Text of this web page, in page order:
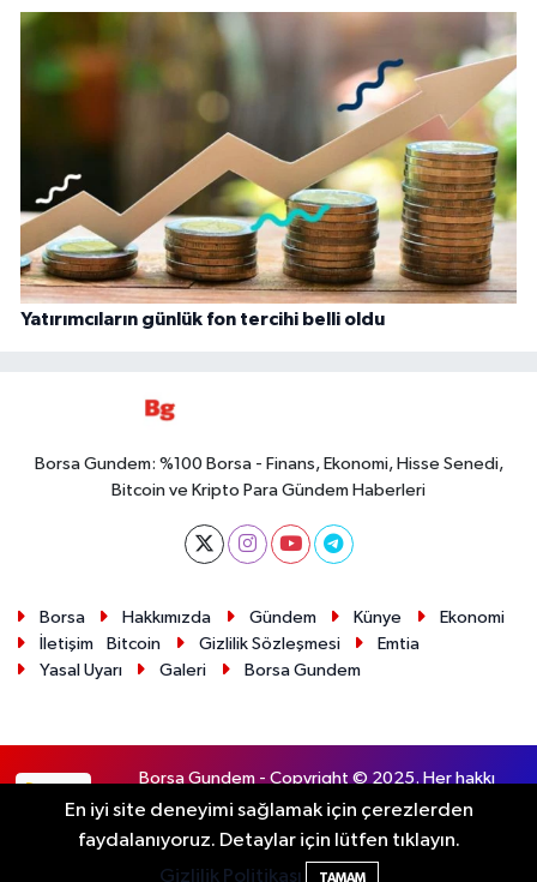
Yatırımcıların günlük fon tercihi belli oldu
Borsa Gundem: %100 Borsa - Finans, Ekonomi, Hisse Senedi,
Bitcoin ve Kripto Para Gündem Haberleri
Borsa Hakkımızda Gündem Künye
Ekonomi
İletişim
Bitcoin Gizlilik Sözleşmesi
Emtia
Yasal Uyarı
Galeri Borsa Gundem
Borsa Gundem - Copyright © 2025. Her hakkı
saklıdır.
Haber Yazılımı:TE Bilişim
En iyi site deneyimi sağlamak için çerezlerden
faydalanıyoruz. Detaylar için lütfen tıklayın.
Gizlilik Politikası
TAMAM